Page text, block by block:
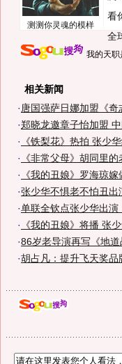
测测你灵魂的模样
看
全
我的天职
相关新闻
· 唐国强萨日娜加盟《奇
·郑晓龙邀章子怡加盟
· 《铁梨花》热拍 张少
· 《非常父母》胡同里
· 《我的丑娘》罗海琼
·张少华不惧老不怕丑
·单联全钦点张少华出演
· 《我的丑娘》将播 张
·86岁老导演再写《地道
·胡占凡：提升飞天奖